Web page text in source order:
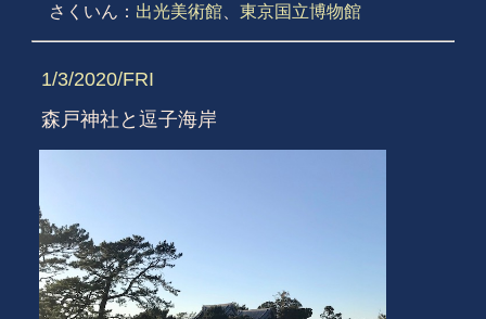
さくいん： 出光美術館、 東京国立博物館
1/3/2020/FRI
森戸神社と逗子海岸